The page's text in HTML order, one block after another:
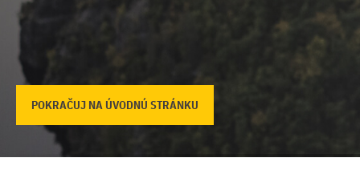
POKRAČUJ NA ÚVODNÚ STRÁNKU